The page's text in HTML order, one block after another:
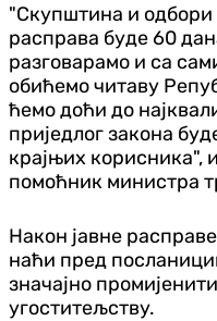
"Скупштина и одбори
расправа буде 60
разговарамо и са
обићемо читаву
ћемо доћи до
приједлог закона
крајњих корисника",
помоћник министра
Након јавне
наћи пред
значајно
угоститељству.